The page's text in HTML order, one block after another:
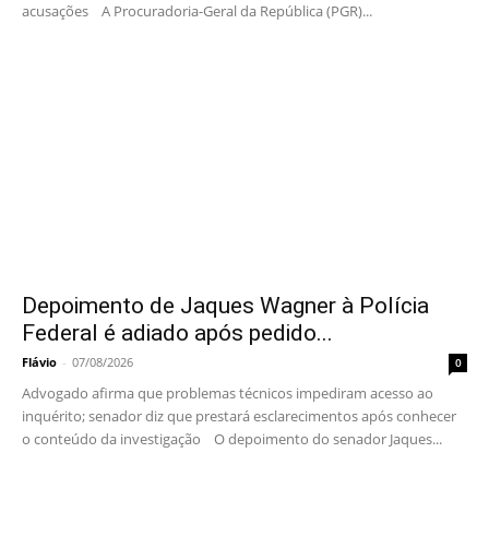
acusações A Procuradoria-Geral da República (PGR)...
Depoimento de Jaques Wagner à Polícia
Federal é adiado após pedido...
Flávio - 07/08/2026 0
Advogado afirma que problemas técnicos impediram acesso ao
inquérito; senador diz que prestará esclarecimentos após conhecer
o conteúdo da investigação O depoimento do senador Jaques...